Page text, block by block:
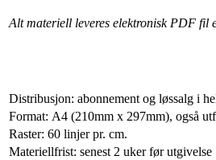
Alt materiell leveres elektronisk PDF fil
Distribusjon: abonnement og løssalg i
Format: A4 (210mm x 297mm), også
Raster: 60 linjer pr. cm.
Materiellfrist: senest 2 uker før utgivelse